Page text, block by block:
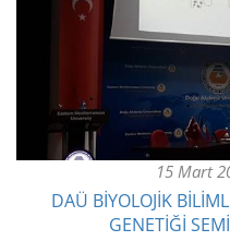
15 Mart
DAÜ BİYOLOJİK
GENETİĞİ